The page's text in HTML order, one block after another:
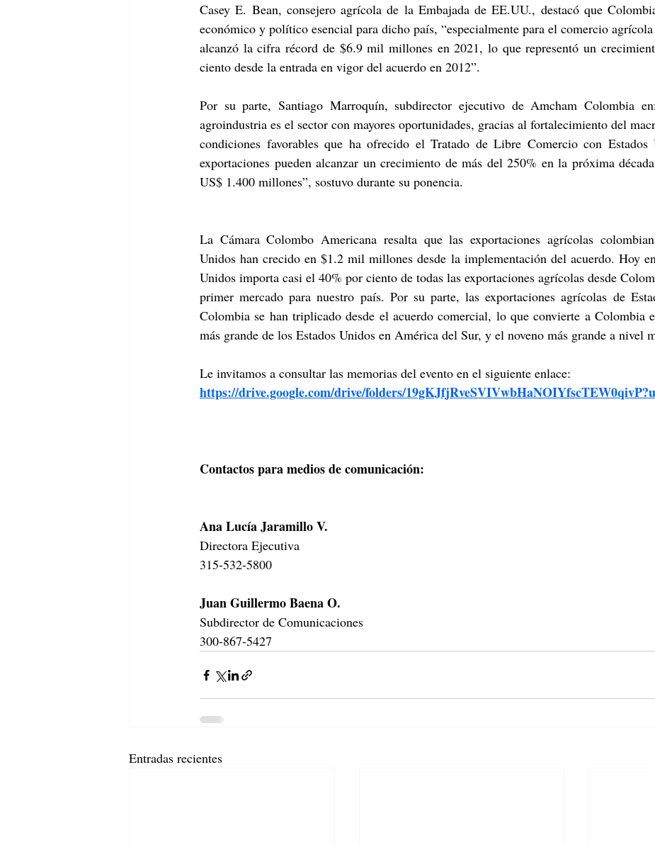
Casey E. Bean, consejero agrícola de la Embajada de EE.UU., destacó que
económico y político esencial para dicho país, “especialmente para el comercio
alcanzó la cifra récord de $6.9 mil millones en 2021, lo que representó un
ciento desde la entrada en vigor del acuerdo en 2012”.
Por su parte, Santiago Marroquín, subdirector ejecutivo de Amcham Colombia
agroindustria es el sector con mayores oportunidades, gracias al fortalecimiento del
condiciones favorables que ha ofrecido el Tratado de Libre Comercio con Estados
exportaciones pueden alcanzar un crecimiento de más del 250% en la próxima
US$ 1.400 millones”, sostuvo durante su ponencia.
La Cámara Colombo Americana resalta que las exportaciones agrícolas
Unidos han crecido en $1.2 mil millones desde la implementación del acuerdo. Hoy
Unidos importa casi el 40% por ciento de todas las exportaciones agrícolas desde
primer mercado para nuestro país. Por su parte, las exportaciones agrícolas de
Colombia se han triplicado desde el acuerdo comercial, lo que convierte a Colombia
más grande de los Estados Unidos en América del Sur, y el noveno más grande a nivel
Le invitamos a consultar las memorias del evento en el siguiente enlace:
https://drive.google.com/drive/folders/
Contactos para medios de comunicación:
Ana Lucía Jaramillo V.
Directora Ejecutiva
315-532-5800
Juan Guillermo Baena O.
Subdirector de Comunicaciones
300-867-5427
Entradas recientes